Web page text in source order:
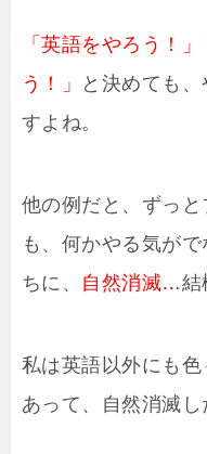
「英語をやろう！
う！」
と決めても
すよね。
他の例だと、ずっ
も、何かやる気が
ちに、 自然消滅…結
私は英語以外にも
あって、自然消滅し